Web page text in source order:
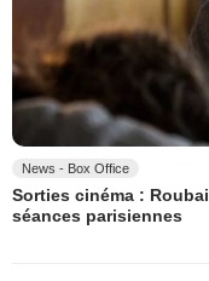
News - Box Office
Sorties cinéma :
séances parisiennes